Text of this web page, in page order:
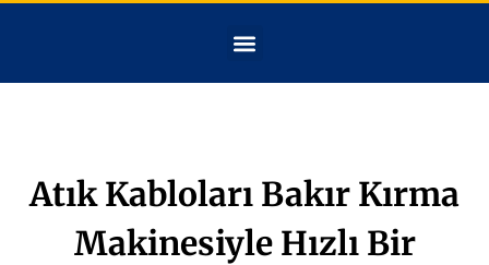
Atık Kabloları Bakır Kırma
Makinesiyle Hızlı Bir